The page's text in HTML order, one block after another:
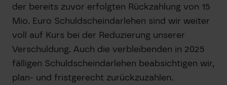
der bereits zuvor erfolgten Rückzahlung von 15
Mio. Euro Schuldscheindarlehen sind wir weiter
voll auf Kurs bei der Reduzierung unserer
Verschuldung. Auch die verbleibenden in 2025
fälligen Schuldscheindarlehen beabsichtigen wir,
plan- und fristgerecht zurückzuzahlen.